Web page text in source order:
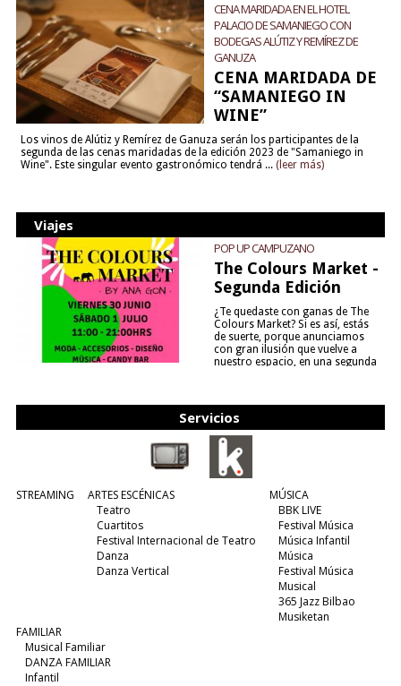
CENA MARIDADA EN EL HOTEL
PALACIO DE SAMANIEGO CON
BODEGAS ALÚTIZ Y REMÍREZ DE
GANUZA
CENA MARIDADA DE
“SAMANIEGO IN
WINE”
Los vinos de Alútiz y Remírez de Ganuza serán los participantes de la
segunda de las cenas maridadas de la edición 2023 de "Samaniego in
Wine". Este singular evento gastronómico tendrá ... (leer más)
Viajes
POP UP CAMPUZANO
The Colours Market -
Segunda Edición
¿Te quedaste con ganas de The
Colours Market? Si es así, estás
de suerte, porque anunciamos
con gran ilusión que vuelve a
nuestro espacio, en una segunda
Servicios
STREAMING
ARTES ESCÉNICAS
Teatro
Cuartitos
Festival Internacional de Teatro
Danza
Danza Vertical
MÚSICA
BBK LIVE
Festival Música
Música Infantil
Música
Festival Música
Musical
365 Jazz Bilbao
Musiketan
FAMILIAR
Musical Familiar
DANZA FAMILIAR
Infantil